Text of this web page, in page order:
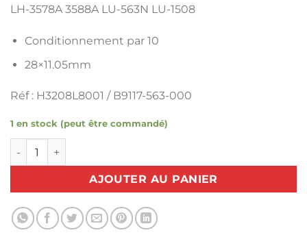
LH-3578A 3588A LU-563N LU-1508
Conditionnement par 10
28×11.05mm
Réf : H3208L8001 / B9117-563-000
1 en stock (peut être commandé)
quantité de Lot de10 canettes Juki LU-1510 ​ LU-1560 LU-
AJOUTER AU PANIER